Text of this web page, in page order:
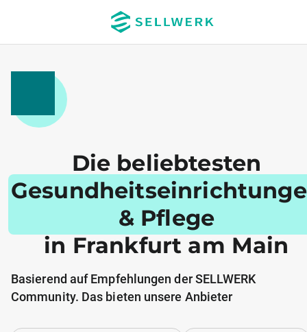
Die beliebtesten
& Pflege
in Frankfurt am Main
Basierend auf Empfehlungen der SELLWERK
Community. Das bieten unsere Anbieter